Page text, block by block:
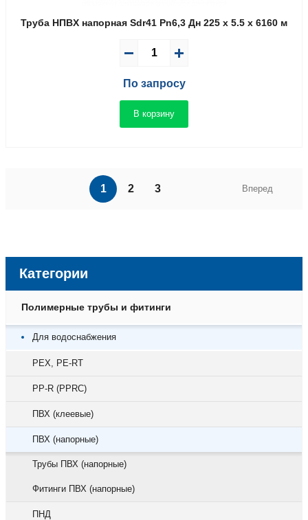
Труба НПВX напорная Sdr41 Pn6,3 Дн 225 x 5.5 x 6160 м
По запросу
В корзину
1 2 3 Вперед
Категории
Полимерные трубы и фитинги
Для водоснабжения
PEX, PE-RT
PP-R (PPRC)
ПВХ (клеевые)
ПВХ (напорные)
Трубы ПВХ (напорные)
Фитинги ПВХ (напорные)
ПНД